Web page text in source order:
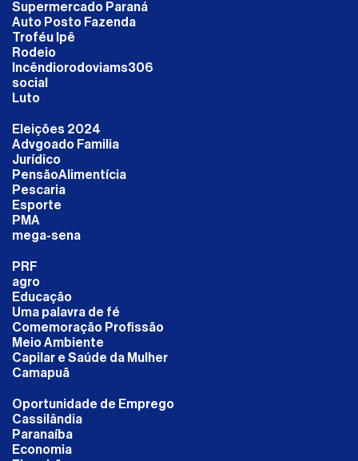
Supermercado Paraná
Auto Posto Fazenda
Troféu Ipê
Rodeio
Incêndiorodoviams306
social
Luto
Eleições 2024
Advgoado Familia
Jurídico
PensãoAlimentícia
Pescaria
Esporte
PMA
mega-sena
PRF
agro
Educação
Uma palavra de fé
Comemoração Profissão
Meio Ambiente
Capilar e Saúde da Mulher
Camapuã
Oportunidade de Emprego
Cassilândia
Paranaíba
Economia